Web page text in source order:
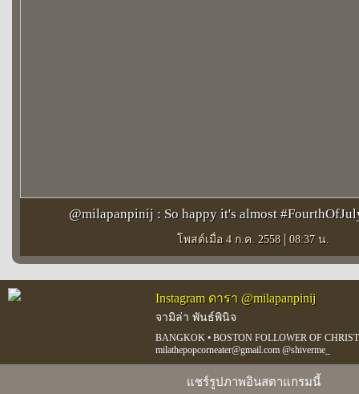
@milapanpinij : So happy it's almost
โพสต์เมื่อ 4 ก.ค. 2558 | 08:37 น.
Instagram ดารา @milapanpinij
จามิล่า พันธ์พินิจ
BANGKOK • BOSTON FOLLOWER OF
milathepopcorneater@gmail.com @shiverme_
แชร์รูปภาพอินสตาแกรมนี้